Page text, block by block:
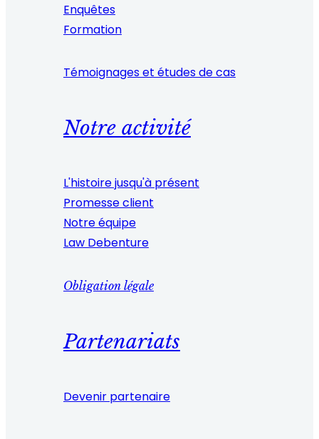
Enquêtes
Formation
Témoignages et études de cas
Notre activité
L'histoire jusqu'à présent
Promesse client
Notre équipe
Law Debenture
Obligation légale
Partenariats
Devenir partenaire